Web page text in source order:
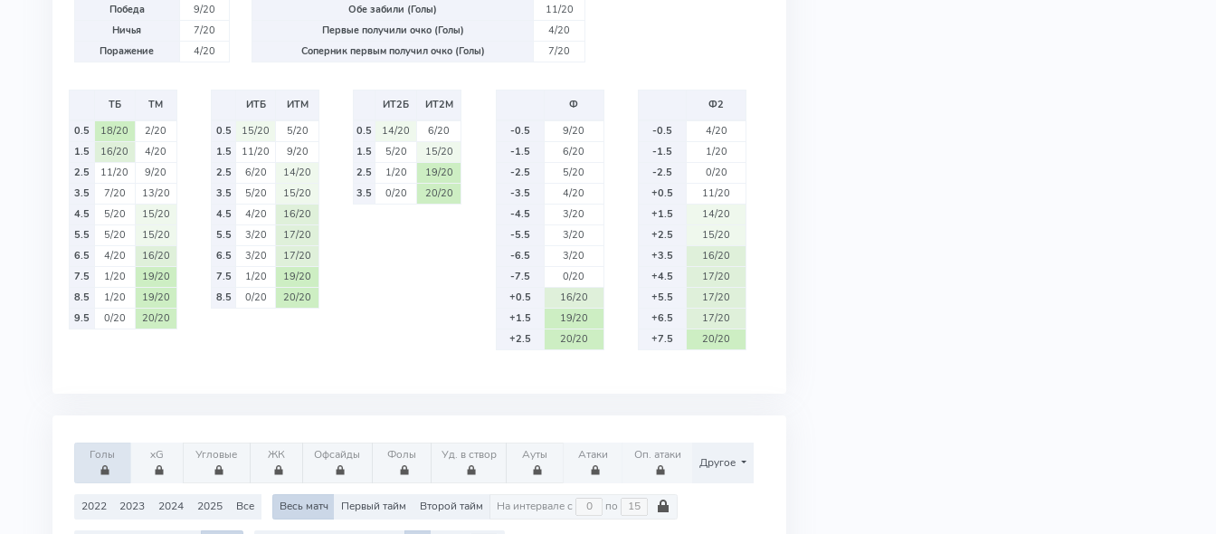
Победа
9/20
Ничья
7/20
Поражение
4/20
Обе забили (Голы)
11/20
Первые получили очко (Голы)
4/20
Соперник первым получил очко (Голы)
7/20
ТБ
ТМ
0.5
18/20
2/20
1.5
16/20
4/20
2.5
11/20
9/20
3.5
7/20
13/20
4.5
5/20
15/20
5.5
5/20
15/20
6.5
4/20
16/20
7.5
1/20
19/20
8.5
1/20
19/20
9.5
0/20 20/20
ИТБ
ИТМ
0.5
15/20
5/20
1.5
11/20
9/20
2.5
6/20
14/20
3.5
5/20
15/20
4.5
4/20
16/20
5.5
3/20
17/20
6.5
3/20
17/20
7.5
1/20
19/20
8.5
0/20 20/20
ИТ2Б
ИТ2М
0.5
14/20
6/20
1.5
5/20
15/20
2.5
1/20
19/20
3.5
0/20 20/20
Ф
-0.5
9/20
-1.5
6/20
-2.5
5/20
-3.5
4/20
-4.5
3/20
-5.5
3/20
-6.5
3/20
-7.5
0/20
+0.5
16/20
+1.5
19/20
+2.5
20/20
Ф2
-0.5
4/20
-1.5
1/20
-2.5
0/20
+0.5
11/20
+1.5
14/20
+2.5
15/20
+3.5
16/20
+4.5
17/20
+5.5
17/20
+6.5
17/20
+7.5
20/20
Голы xG Угловые ЖК Офсайды Фолы Уд. в створ Ауты Атаки Оп. атаки
Другое
2022 2023 2024 2025 Все Весь матч Первый тайм Второй тайм На интервале с по